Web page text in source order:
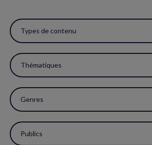
ces
filtres
pour
réactualiser
la
page.
Types de contenu
Thématiques
Genres
Publics